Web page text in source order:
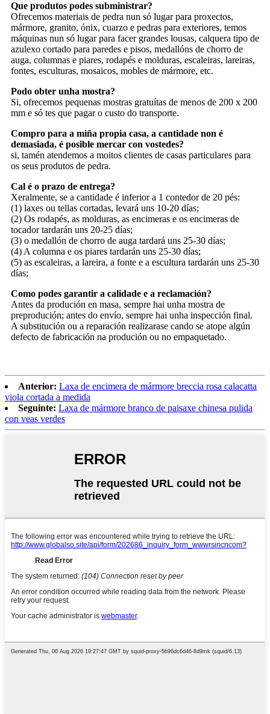
Que produtos podes subministrar?
Ofrecemos materiais de pedra nun só lugar para proxectos,
mármore, granito, ónix, cuarzo e pedras para exteriores, temos
máquinas nun só lugar para facer grandes lousas, calquera tipo de
azulexo cortado para paredes e pisos, medallóns de chorro de
auga, columnas e piares, rodapés e molduras, escaleiras, lareiras,
fontes, esculturas, mosaicos, mobles de mármore, etc.
Podo obter unha mostra?
Si, ofrecemos pequenas mostras gratuítas de menos de 200 x 200
mm e só tes que pagar o custo do transporte.
Compro para a miña propia casa, a cantidade non é
demasiada, é posible mercar con vostedes?
si, tamén atendemos a moitos clientes de casas particulares para
os seus produtos de pedra.
Cal é o prazo de entrega?
Xeralmente, se a cantidade é inferior a 1 contedor de 20 pés:
(1) laxes ou tellas cortadas, levará uns 10-20 días;
(2) Os rodapés, as molduras, as encimeras e os encimeras de
tocador tardarán uns 20-25 días;
(3) o medallón de chorro de auga tardará uns 25-30 días;
(4) A columna e os piares tardarán uns 25-30 días;
(5) as escaleiras, a lareira, a fonte e a escultura tardarán uns 25-30
días;
Como podes garantir a calidade e a reclamación?
Antes da produción en masa, sempre hai unha mostra de
preprodución; antes do envío, sempre hai unha inspección final.
A substitución ou a reparación realizarase cando se atope algún
defecto de fabricación na produción ou no empaquetado.
Anterior: Laxa de encimera de mármore breccia rosa calacatta
viola cortada a medida
Seguinte: Laxa de mármore branco de paisaxe chinesa pulida
con veas verdes